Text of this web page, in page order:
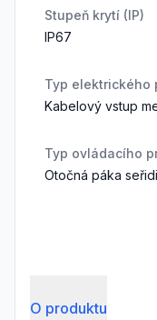
Stupeň krytí (IP)
IP67
Typ elektrického
Kabelový vstup
Typ ovládacího
Otočná páka
O produktu